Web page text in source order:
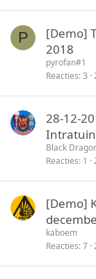
P
[Demo]
2018
pyrofan#1
Reacties 3
28-12-
Intratuin
Black
Reacties 1
[Demo]
kaboem
Reacties 7